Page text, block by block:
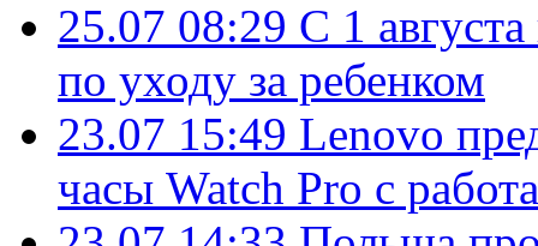
25.07 08:29 С 1
по уходу за ребенком
23.07 15:49 Lenovo
часы Watch Pro с